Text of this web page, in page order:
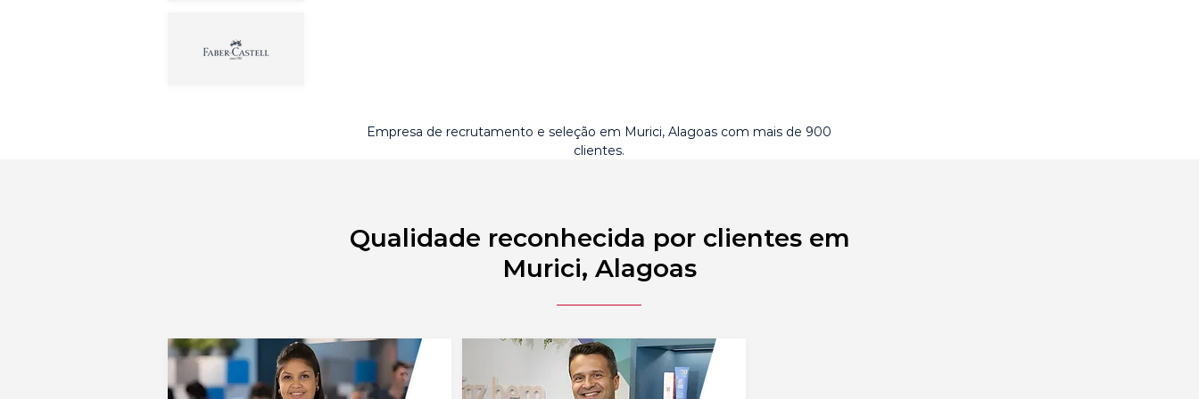
Empresa de recrutamento e seleção em Murici, Alagoas com mais de 900
clientes.
Qualidade reconhecida por clientes em
Murici, Alagoas